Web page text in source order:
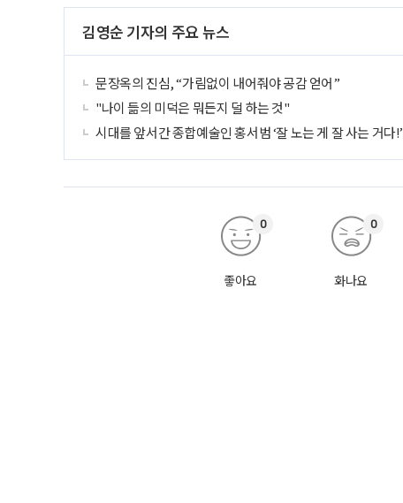
김영순 기자의 주요 뉴스
문장옥의 진심, “가림없이 내어줘야 공감 얻어”
"나이 듦의 미덕은 뭐든지 덜 하는 것"
시대를 앞서간 종합예술인 홍서범 ‘잘 노는 게 잘 사는 거다!’
좋아요
0
화나요
0